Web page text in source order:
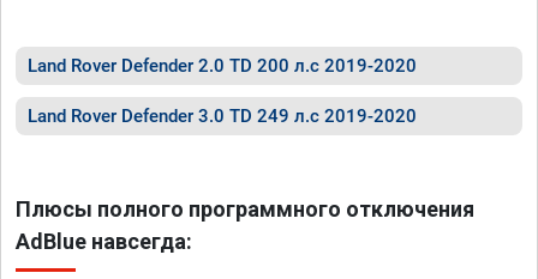
Land Rover Defender 2.0 TD 200 л.с 2019-2020
Land Rover Defender 3.0 TD 249 л.с 2019-2020
Плюсы полного программного отключения
AdBlue навсегда: